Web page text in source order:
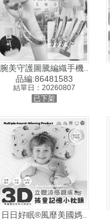
腕美守護圖騰編織手機..
品編:86481583
結單日：20260807
已下架
日日好眠®風靡美國媽..